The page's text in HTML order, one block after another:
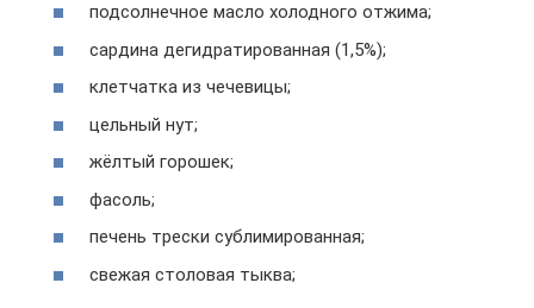
подсолнечное масло холодного отжима;
сардина дегидратированная (1,5%);
клетчатка из чечевицы;
цельный нут;
жёлтый горошек;
фасоль;
печень трески сублимированная;
свежая столовая тыква;